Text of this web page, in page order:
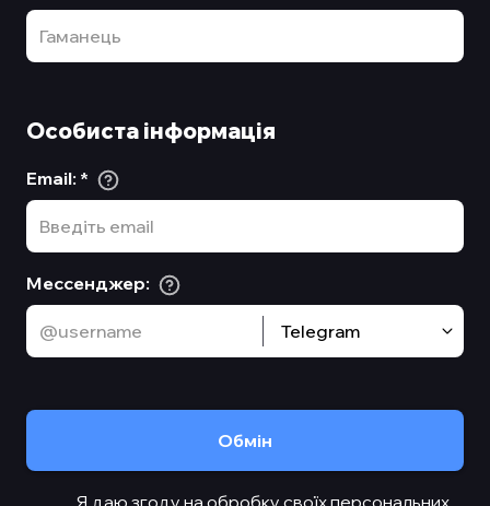
Особиста інформація
Email: *
Мессенджер:
Telegram
Обмiн